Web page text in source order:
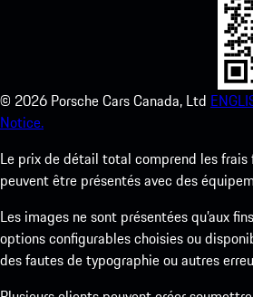
© 2026 Porsche Cars Canada, Ltd
Notice.
Le prix de détail total comprend les frais
peuvent être présentés avec des
Les images ne sont présentées qu’aux
options configurables choisies ou
des fautes de typographie ou autres